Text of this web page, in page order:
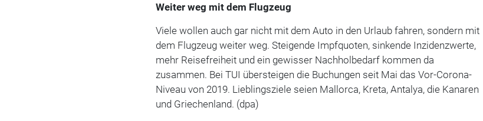
Weiter weg mit dem Flugzeug
Viele wollen auch gar nicht mit dem Auto in den Urlaub fahren, sondern mit
dem Flugzeug weiter weg. Steigende Impfquoten, sinkende Inzidenzwerte,
mehr Reisefreiheit und ein gewisser Nachholbedarf kommen da
zusammen. Bei TUI übersteigen die Buchungen seit Mai das Vor-Corona-
Niveau von 2019. Lieblingsziele seien Mallorca, Kreta, Antalya, die Kanaren
und Griechenland. (dpa)